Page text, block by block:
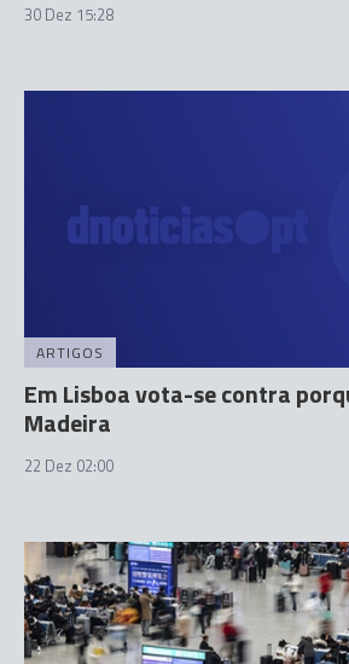
30 Dez 15:28
ARTIGOS
Em Lisboa vota-se contra
Madeira
22 Dez 02:00